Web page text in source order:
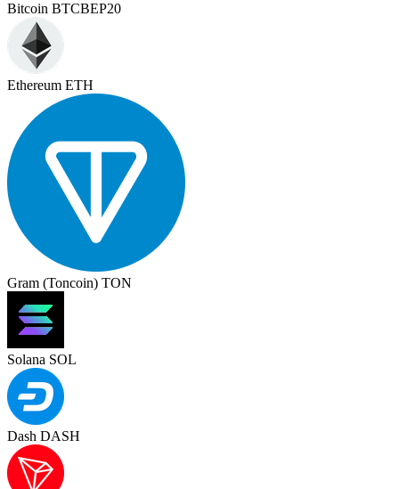
Bitcoin BTCBEP20
Ethereum ETH
Gram (Toncoin) TON
Solana SOL
Dash DASH